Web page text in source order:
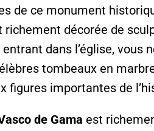
de ce monument
richement décorée de
dans l’église, vous
tombeaux en
figures importantes de
de Gama est